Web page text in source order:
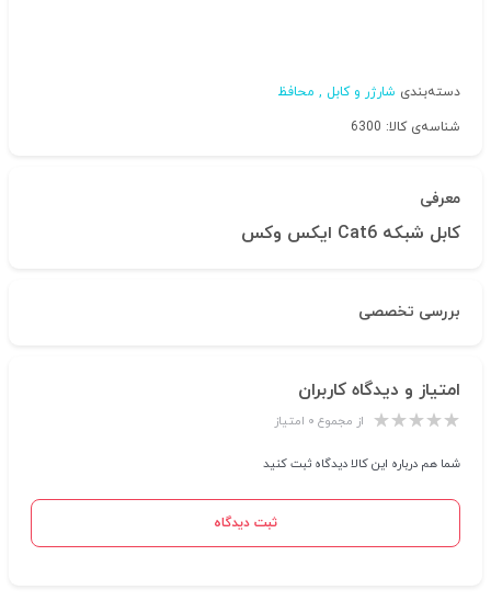
دسته‌بندی شارژر و کابل , محافظ
شناسه‌ی کالا: 6300
معرفی
کابل شبکه Cat6 ایکس وکس
بررسی تخصصی
امتیاز و دیدگاه کاربران
از مجموع ۰ امتیاز
شما هم درباره این کالا دیدگاه ثبت کنید
ثبت دیدگاه